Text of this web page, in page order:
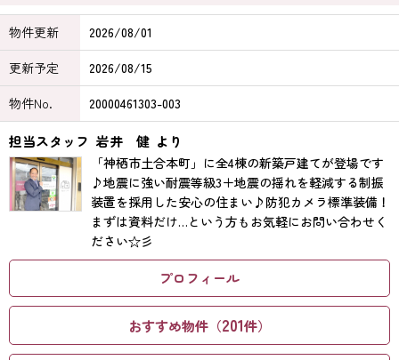
物件更新
2026/08/01
更新予定
2026/08/15
物件No.
20000461303-003
担当スタッフ 岩井 健 より
「神栖市土合本町」に全4棟の新築戸建てが登場です
♪地震に強い耐震等級3＋地震の揺れを軽減する制振
装置を採用した安心の住まい♪防犯カメラ標準装備！
まずは資料だけ…という方もお気軽にお問い合わせく
ださい☆彡
プロフィール
おすすめ物件（201件）